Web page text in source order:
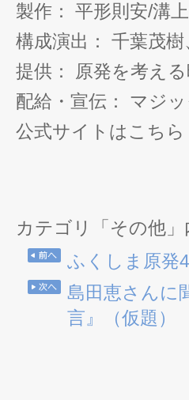
製作： 平形則安/溝
構成演出： 千葉茂
提供： 原発を考え
配給・宣伝： マジ
公式サイトはこち
カテゴリ「その他
ふくしま原発
島田恵さんに
言』（仮題）